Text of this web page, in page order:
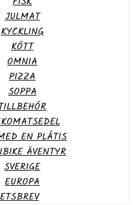
JULMAT
KYCKLING
KÖTT
OMNIA
PIZZA
SOPPA
EN PLÅTIS
ÄVENTYR
SVERIGE
EUROPA